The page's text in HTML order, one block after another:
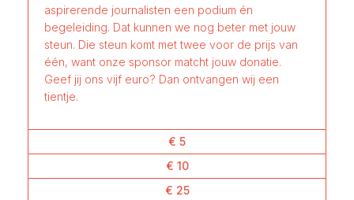
aspirerende journalisten een podium én
begeleiding. Dat kunnen we nog beter met jouw
steun. Die steun komt met twee voor de prijs van
één, want onze sponsor matcht jouw donatie.
Geef jij ons vijf euro? Dan ontvangen wij een
tientje.
€ 5
€ 10
€ 25